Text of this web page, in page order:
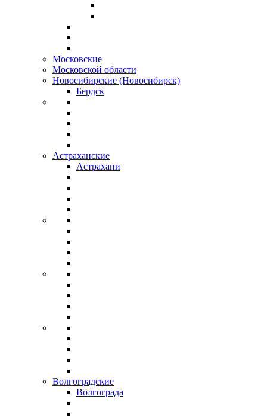
Московские
Московской области
Новосибирские (Новосибирск)
Бердск
Астраханские
Астрахани
Волгоградские
Волгограда